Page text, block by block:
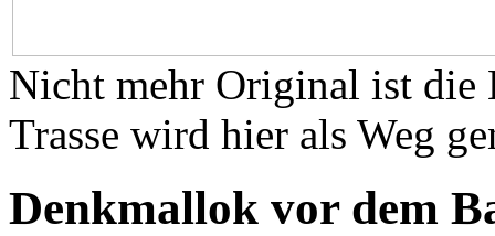
Nicht mehr Original ist die
Trasse wird hier als Weg
Denkmallok vor dem